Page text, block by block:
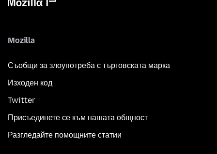
Mozilla
Съобщи за злоупотреба с търговската марка
Изходен код
Twitter
Присъединете се към нашата общност
Разгледайте помощните статии